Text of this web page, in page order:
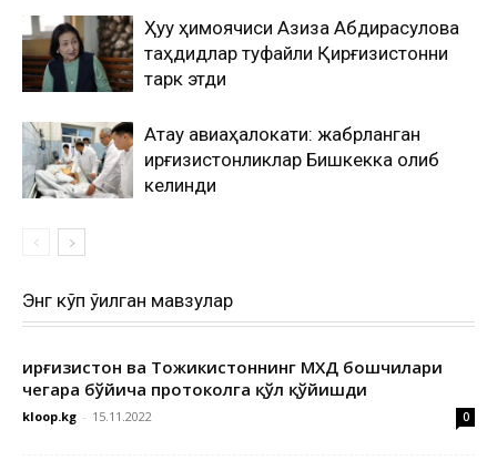
Ҳуқуқ ҳимоячиси Азиза Абдирасулова
таҳдидлар туфайли Қирғизистонни
тарк этди
Ақтау авиаҳалокати: жабрланган
қирғизистонликлар Бишкекка олиб
келинди
Энг кўп ўқилган мавзулар
Қирғизистон ва Тожикистоннинг МХДҚ бошчилари
чегара бўйича протоколга қўл қўйишди
kloop.kg - 15.11.2022 0